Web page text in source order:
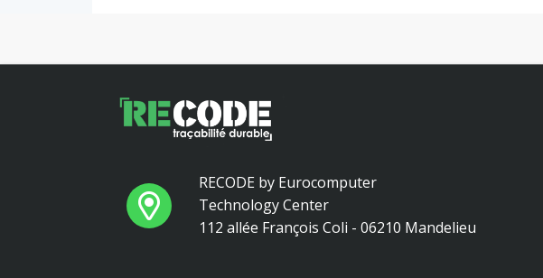
RECODE by Eurocomputer
Technology Center
112 allée François Coli - 06210 Mandelieu